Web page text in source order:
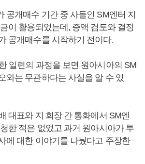
공개매수 기간 중 사들인 SM엔터 지
이 활용되었는데, 증액 검토와 결정
공개매수를 시작하기 전이다.
일련의 과정을 보면 원아시아의 SM
와는 무관하다는 사실을 알 수 있
대표와 지 회장 간 통화에서 SM엔
한 적은 없었고 과거 원아시아가 투
에 대한 이야기를 나눴다고 주장한